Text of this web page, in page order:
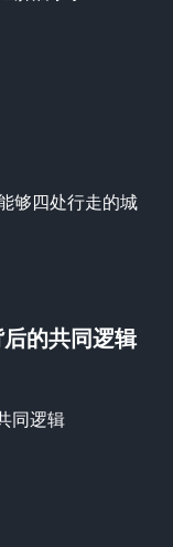
够四处行走的城
的共同逻辑